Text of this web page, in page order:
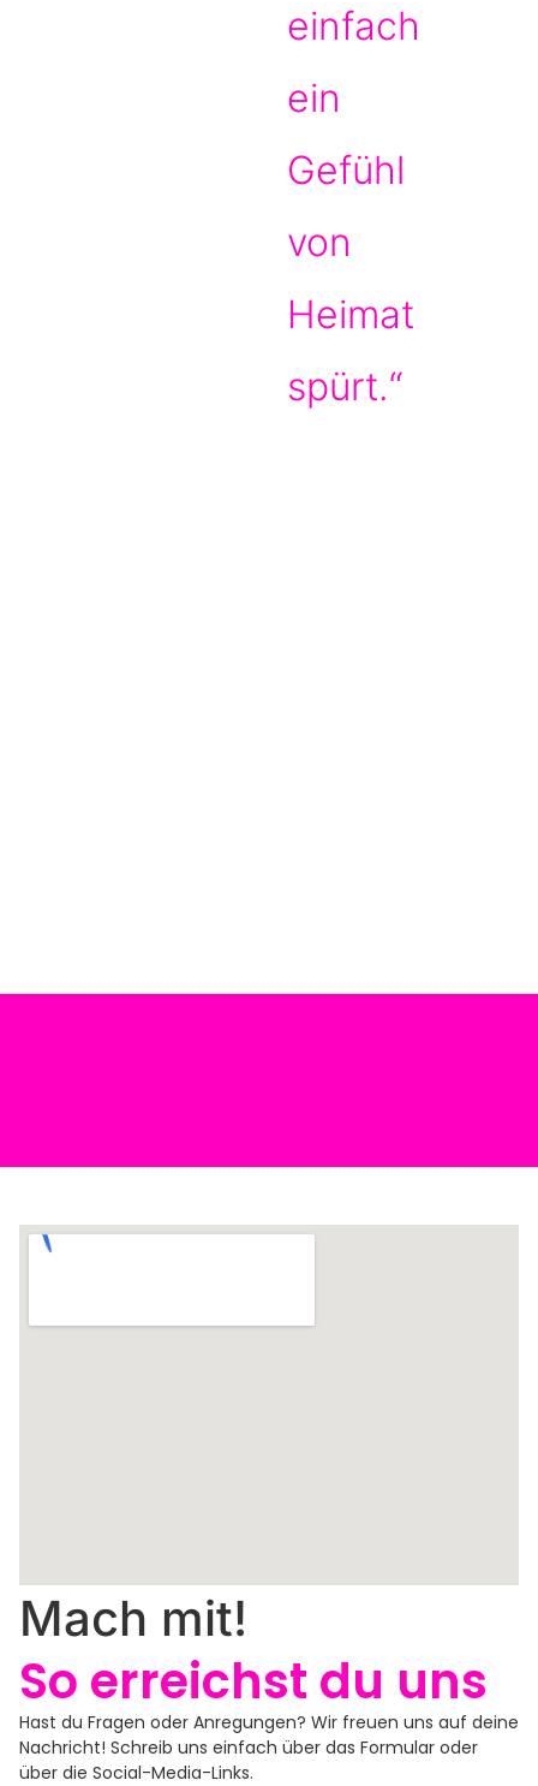
einfach
ein
Gefühl
von
Heimat
spürt.“
Mach mit!
So erreichst du uns
Hast du Fragen oder Anregungen? Wir freuen uns auf deine
Nachricht! Schreib uns einfach über das Formular oder
über die Social-Media-Links.